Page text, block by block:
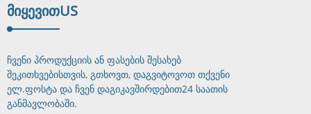
ᲛᲘᲧᲔᲕᲘᲗUS
ჩვენი პროდუქციის ან ფასების შესახებ
შეკითხვებისთვის, გთხოვთ, დაგვიტოვოთ თქვენი
ელ.ფოსტა და ჩვენ დაგიკავშირდებით24 საათის
განმავლობაში.